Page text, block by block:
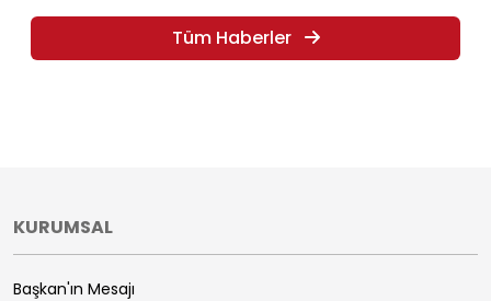
Tüm Haberler
KURUMSAL
Başkan'ın Mesajı